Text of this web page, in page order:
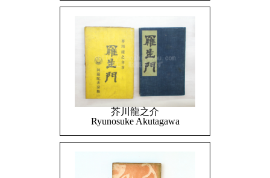
芥川龍之介
Ryunosuke Akutagawa